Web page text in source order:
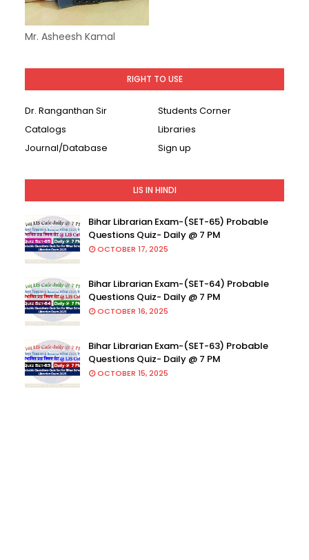
Mr. Asheesh Kamal
RIGHT TO USE
Dr. Ranganthan Sir
Students Corner
Catalogs
Libraries
Journal/Database
Sign up
LIS IN HINDI
Bihar Librarian Exam-(SET-65) Probable
Questions Quiz- Daily @ 7 PM
OCTOBER 17, 2025
Bihar Librarian Exam-(SET-64) Probable
Questions Quiz- Daily @ 7 PM
OCTOBER 16, 2025
Bihar Librarian Exam-(SET-63) Probable
Questions Quiz- Daily @ 7 PM
OCTOBER 15, 2025